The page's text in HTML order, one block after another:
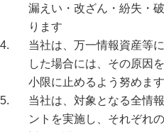
漏えい・改ざん・紛失・
ります
当社は、万一情報資産等
した場合には、その原因
小限に止めるよう努めま
当社は、対象となる全情
ントを実施し、それぞれ